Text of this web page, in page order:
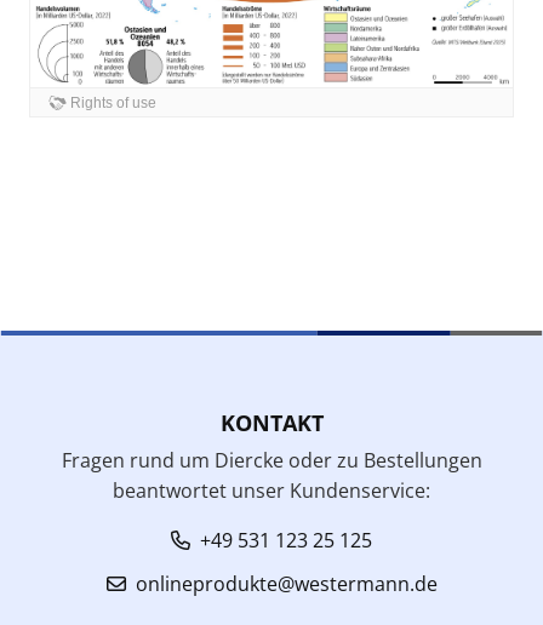
KONTAKT
Fragen rund um Diercke oder zu Bestellungen
beantwortet unser Kundenservice:
+49 531 123 25 125
onlineprodukte@westermann.de